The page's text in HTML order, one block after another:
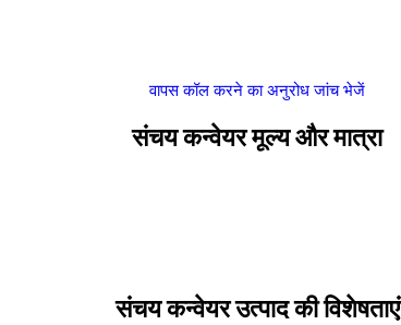
वापस कॉल करने का अनुरोध जांच भेजें
संचय कन्वेयर मूल्य और मात्रा
संचय कन्वेयर उत्पाद की विशेषताएं